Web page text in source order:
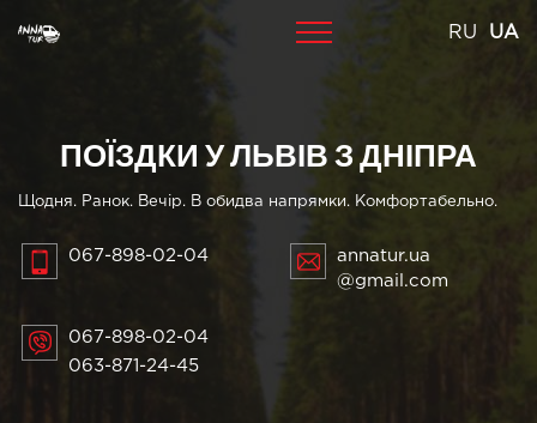
to
RU UA
ПОЇЗДКИ У ЛЬВІВ З ДНІПРА
Щодня. Ранок. Вечір. В обидва напрямки. Комфортабельно.
067-898-02-04
annatur.ua
@gmail.com
067-898-02-04
063-871-24-45